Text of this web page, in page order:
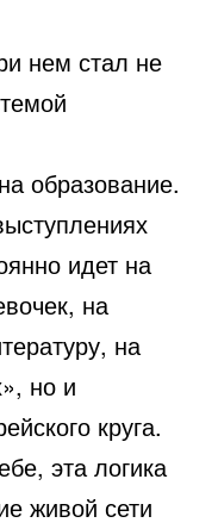
нем стал не
образование.
идет на
на
на
но и
круга.
эта логика
живой сети